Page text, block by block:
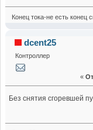
Конец тока-не есть конец
dcent25
Контроллер
«
Без снятия сгоревшей